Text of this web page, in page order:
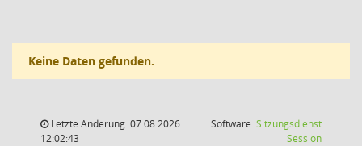
Keine Daten gefunden.
Letzte Änderung: 07.08.2026
12:02:43
Software:Sitzungsdienst
Session(Wird in